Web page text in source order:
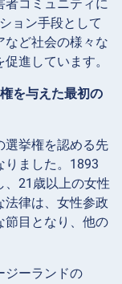
者コミュニティに
ョン手段として
など社会の様々な
進しています。
を与えた最初の
選挙権を認める先
りました。1893
、21歳以上の女性
法律は、女性参政
節目となり、他の
ジーランドの